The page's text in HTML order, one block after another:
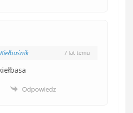
Kiełbaśnik 7 lat temu
Odpowiedz